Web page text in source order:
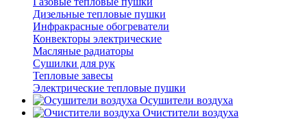
Дизельные тепловые пушки
Инфракрасные обогреватели
Конвекторы электрические
Масляные радиаторы
Сушилки для рук
Тепловые завесы
Электрические тепловые пушки
Осушители воздуха
Очистители воздуха